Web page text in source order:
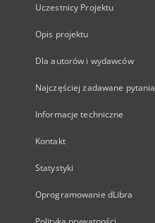
Uczestnicy Projektu
Opis projektu
Dla autorów i wydawców
Najczęściej zadawane pytania
Informacje techniczne
Kontakt
Statystyki
Oprogramowanie dLibra